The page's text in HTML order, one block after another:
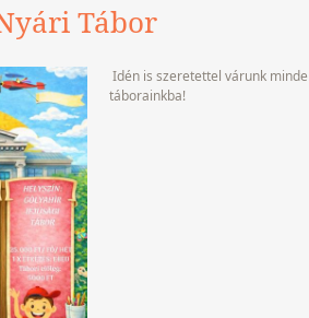
Tábor
Idén is szeretettel várunk
táborainkba!